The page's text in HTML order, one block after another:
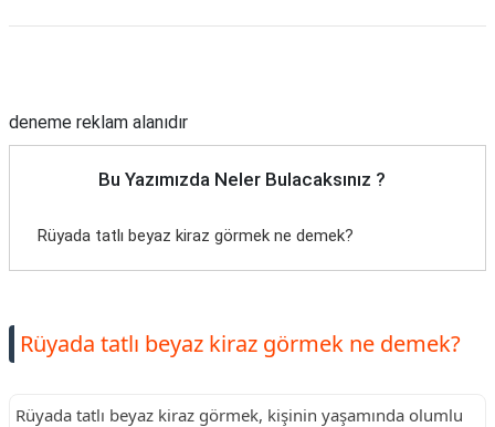
deneme reklam alanıdır
Bu Yazımızda Neler Bulacaksınız ?
Rüyada tatlı beyaz kiraz görmek ne demek?
Rüyada tatlı beyaz kiraz görmek ne demek?
Rüyada tatlı beyaz kiraz görmek, kişinin yaşamında olumlu